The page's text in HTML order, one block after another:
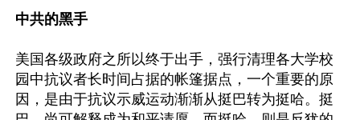
中共的黑手
美国各级政府之所以终于出手，强行清理各大学校
园中抗议者长时间占据的帐篷据点，一个重要的原
因，是由于抗议示威运动渐渐从挺巴转为挺哈。挺